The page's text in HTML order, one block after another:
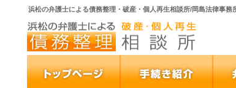
浜松の弁護士による債務整理・破産・個人再生相談所/岡島法律事務